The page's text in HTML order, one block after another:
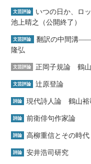
文芸評論
いつの日か、ロ
池上晴之（公開終了）
文芸評論
翻訳の中間溝
隆弘
文芸評論 正岡子規論 鶴山
文芸評論 辻原登論
詩論 現代詩人論 鶴山裕
詩論 前衛俳句作家論
詩論 高柳重信とその時代
詩論 安井浩司研究